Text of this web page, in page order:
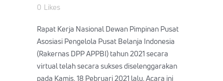
0 Likes
Rapat Kerja Nasional Dewan Pimpinan Pusat
Asosiasi Pengelola Pusat Belanja Indonesia
(Rakernas DPP APPBI) tahun 2021 secara
virtual telah secara sukses diselenggarakan
pada Kamis, 18 Pebruari 2021 lalu. Acara ini